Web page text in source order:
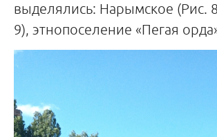
выделялись: Нарымское (Рис.
9), этнопоселение «Пегая